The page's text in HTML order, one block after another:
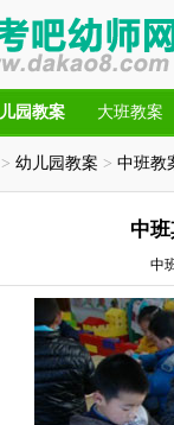
园教案 大班教案
> 幼儿园教案 > 中班教
中
中